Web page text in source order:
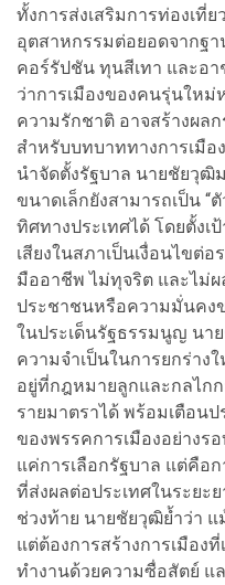
ทั้งการส่งเสริมการท่องเที่
อุตสาหกรรมต่อยอดจากฐ
คอร์รัปชัน ทุนสีเทา และอ
ว่าการเมืองของคนรุ่นให
ความรักชาติ อาจสร้างผล
สำหรับบทบาททางการเมื
นำจัดตั้งรัฐบาล นายชัยวุฒิ
ขนาดเล็กยังสามารถเป็น
ทิศทางประเทศได้ โดยตั้งเ
เสียงในสภาเป็นเงื่อนไขต่
มืออาชีพ ไม่ทุจริต และไม่
ประชาชนหรือความมั่นคง
ในประเด็นรัฐธรรมนูญ นา
ความจำเป็นในการยกร่า
อยู่ที่กฎหมายลูกและกลไก
รายมาตราได้ พร้อมเตือ
ของพรรคการเมืองอย่างร
แค่การเลือกรัฐบาล แต่คือ
ที่ส่งผลต่อประเทศในระยะย
ช่วงท้าย นายชัยวุฒิย้ำว่า
แต่ต้องการสร้างการเมือง
ทำงานด้วยความซื่อสัตย์ แ